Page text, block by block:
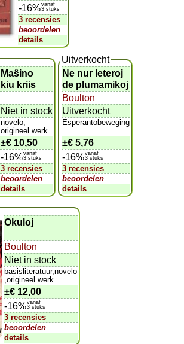
-16%vanaf
3 stuks
3 recensies
beoordelen
details
Maŝino
kiu kriis
Niet in stock
novelo,
origineel werk
±€ 10,50
-16%vanaf
3 stuks
3 recensies
beoordelen
details
Uitverkocht
Ne nur leteroj
de plumamikoj
Boulton
Uitverkocht
Esperantobeweging
±€ 5,76
-16%vanaf
3 stuks
3 recensies
beoordelen
details
Okuloj
Boulton
Niet in stock
basisliteratuur,novelo
,origineel werk
±€ 12,00
-16%vanaf
3 stuks
3 recensies
beoordelen
details